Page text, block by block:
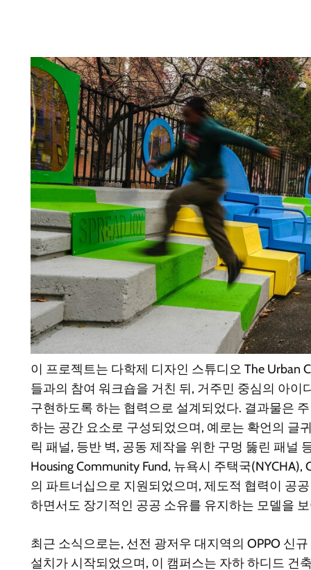
이 프로젝트는 다학제 디자인 스튜디오 The Urban
들과의 참여 워크숍을 거친 뒤, 거주민 중심의 아이
구현하도록 하는 협력으로 설계되었다. 결과물은
하는 공간 요소로 구성되었으며, 예로는 확언의 글
릭 패널, 등반 벽, 공동 제작을 위한 구멍 뚫린 패널
Housing Community Fund, 뉴욕시 주택국(NYCHA),
의 파트너십으로 지원되었으며, 제도적 협력이 공
하면서도 장기적인 공공 소유를 유지하는 모델을
최근 소식으로는, 선전 광저우 대지역의 OPPO 신
설치가 시작되었으며, 이 캠퍼스는 자하 하디드 건